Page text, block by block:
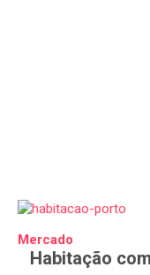
Mercado
Habitação